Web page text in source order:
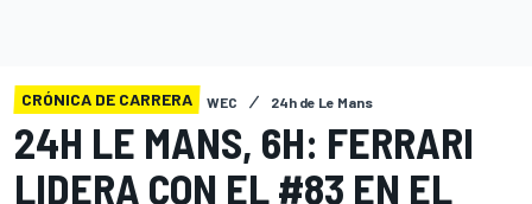
CRÓNICA DE CARRERA WEC 24h de Le Mans
24H LE MANS, 6H: FERRARI
LIDERA CON EL #83 EN EL